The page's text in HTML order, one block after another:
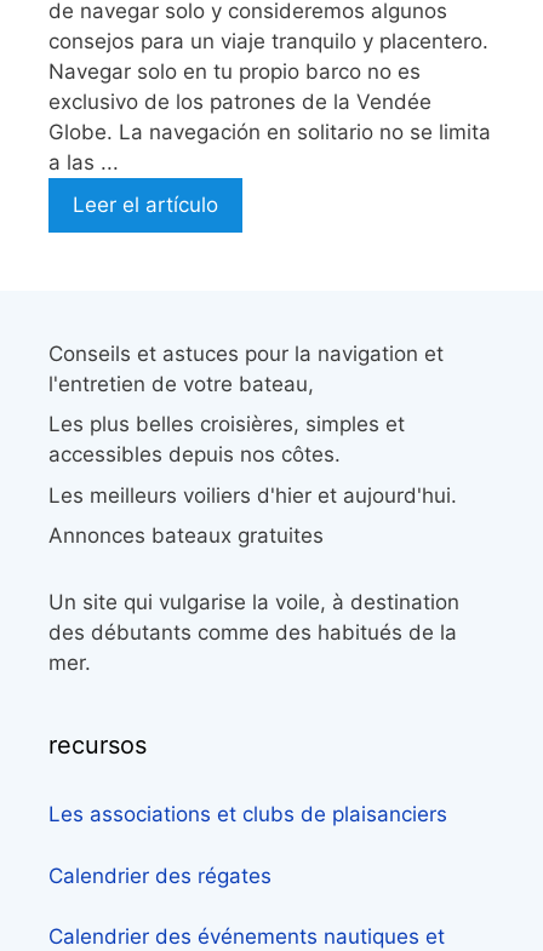
de navegar solo y consideremos algunos
consejos para un viaje tranquilo y placentero.
Navegar solo en tu propio barco no es
exclusivo de los patrones de la Vendée
Globe. La navegación en solitario no se limita
a las ...
Leer el artículo
Conseils et astuces pour la navigation et
l'entretien de votre bateau,
Les plus belles croisières, simples et
accessibles depuis nos côtes.
Les meilleurs voiliers d'hier et aujourd'hui.
Annonces bateaux gratuites
Un site qui vulgarise la voile, à destination
des débutants comme des habitués de la
mer.
recursos
Les associations et clubs de plaisanciers
Calendrier des régates
Calendrier des événements nautiques et